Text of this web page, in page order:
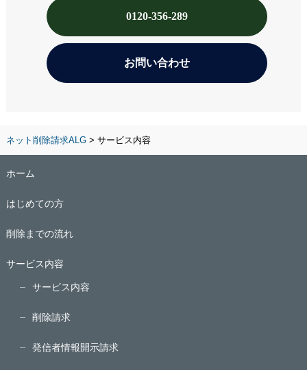
0120-356-289
お問い合わせ
ネット削除請求ALG> サービス内容
ホーム
はじめての方
削除までの流れ
サービス内容
サービス内容
削除請求
発信者情報開示請求